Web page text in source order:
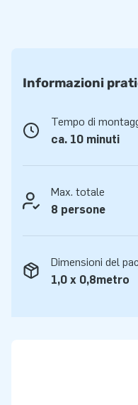
chiamano anche ‘creatori
Informazioni
Tempo di
ca. 10 minuti
Max. totale
8 persone
Dimensioni del
1,0 x 0,8metro